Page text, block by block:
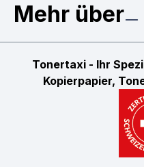
Mehr über
Tonertaxi - Ihr
Kopierpapier,